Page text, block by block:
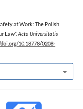
at Work: The Polish
Law”. Acta Universitatis
10.18778/0208-